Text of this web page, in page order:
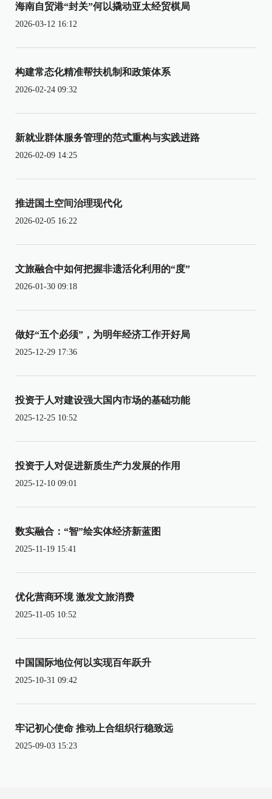
海南自贸港“封关”何以撬动亚太经贸棋局
2026-03-12 16:12
构建常态化精准帮扶机制和政策体系
2026-02-24 09:32
新就业群体服务管理的范式重构与实践进路
2026-02-09 14:25
推进国土空间治理现代化
2026-02-05 16:22
文旅融合中如何把握非遗活化利用的“度”
2026-01-30 09:18
做好“五个必须”，为明年经济工作开好局
2025-12-29 17:36
投资于人对建设强大国内市场的基础功能
2025-12-25 10:52
投资于人对促进新质生产力发展的作用
2025-12-10 09:01
数实融合：“智”绘实体经济新蓝图
2025-11-19 15:41
优化营商环境 激发文旅消费
2025-11-05 10:52
中国国际地位何以实现百年跃升
2025-10-31 09:42
牢记初心使命 推动上合组织行稳致远
2025-09-03 15:23